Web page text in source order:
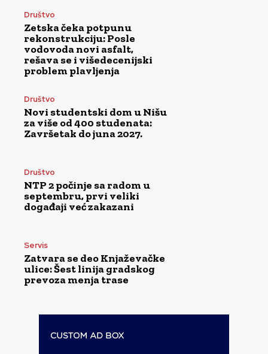
Društvo
Zetska čeka potpunu
rekonstrukciju: Posle
vodovoda novi asfalt,
rešava se i višedecenijski
problem plavljenja
Društvo
Novi studentski dom u Nišu
za više od 400 studenata:
Završetak do juna 2027.
Društvo
NTP 2 počinje sa radom u
septembru, prvi veliki
događaji već zakazani
Servis
Zatvara se deo Knjaževačke
ulice: Šest linija gradskog
prevoza menja trase